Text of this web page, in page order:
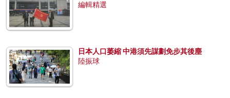
編輯精選
日本人口萎縮 中港須先謀劃免步其後塵
陸振球